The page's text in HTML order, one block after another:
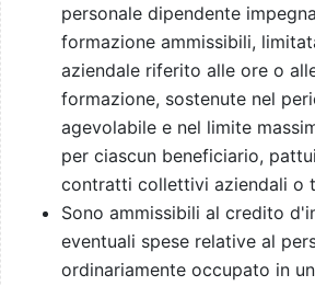
personale dipendente
formazione ammissibili,
aziendale riferito alle ore o
formazione, sostenute nel
agevolabile e nel limite
per ciascun beneficiario,
contratti collettivi aziendali o
Sono ammissibili al credito
eventuali spese relative al
ordinariamente occupato in